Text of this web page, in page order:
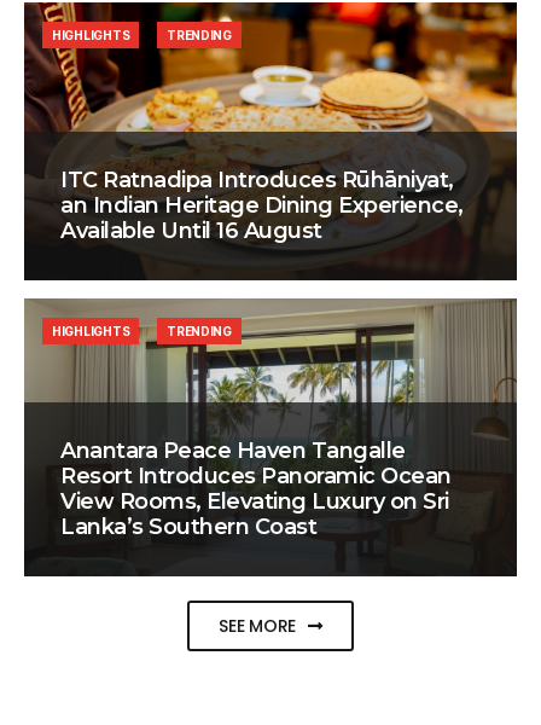
ITC Ratnadipa Introduces Rūhāniyat,
an Indian Heritage Dining Experience,
Available Until 16 August
HIGHLIGHTS TRENDING
Anantara Peace Haven Tangalle
Resort Introduces Panoramic Ocean
View Rooms, Elevating Luxury on Sri
Lanka’s Southern Coast
HIGHLIGHTS TRENDING
SEE MORE